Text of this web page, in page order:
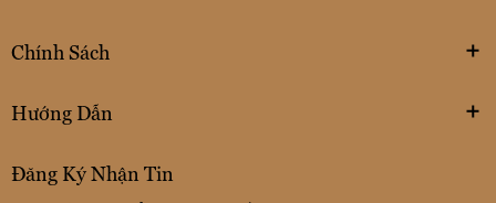
Chính Sách
Hướng Dẫn
Đăng Ký Nhận Tin